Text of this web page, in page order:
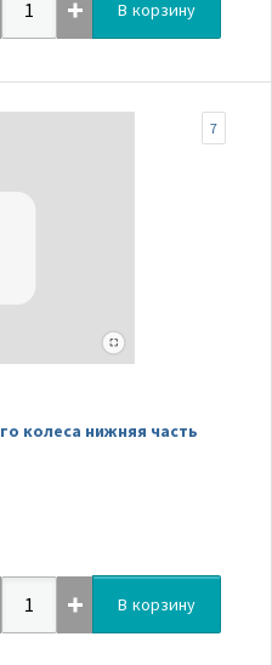
В корзину
колеса нижняя часть
7
В корзину